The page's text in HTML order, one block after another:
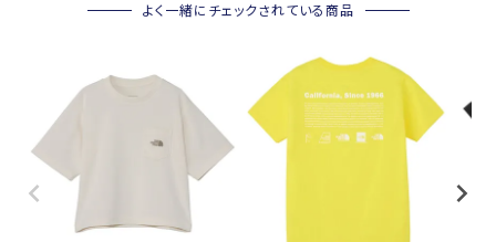
よく一緒にチェックされている商品